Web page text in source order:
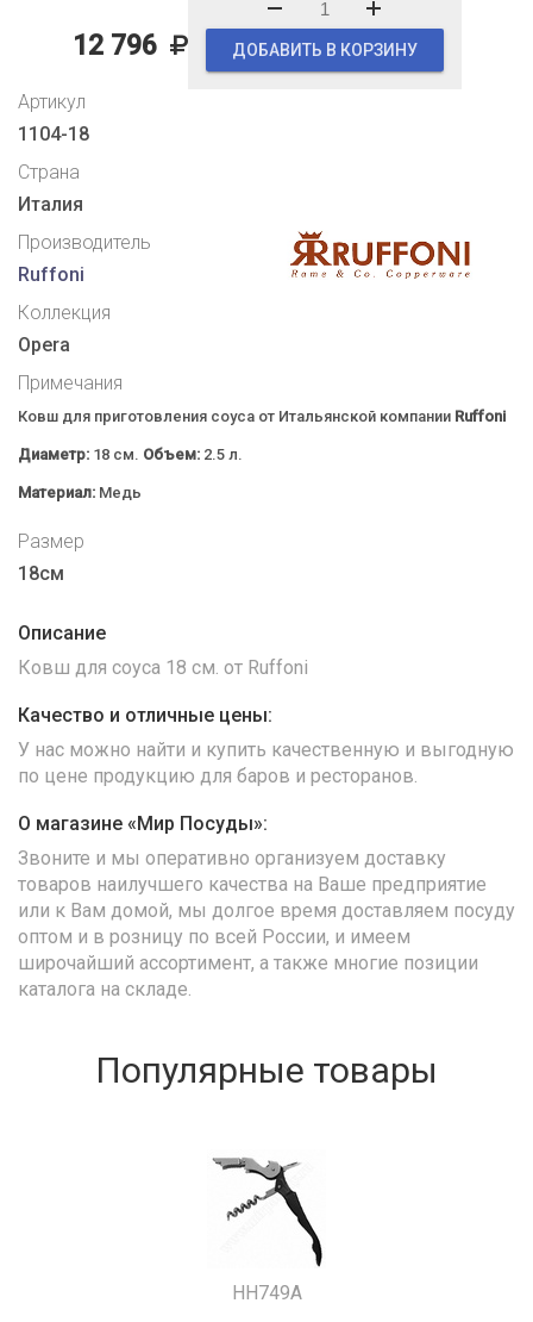
12 796 ДОБАВИТЬ В КОРЗИНУ
Артикул
1104-18
Страна
Италия
Производитель
Ruffoni
Коллекция
Opera
Примечания
Ковш для приготовления соуса от Итальянской компании Ruffoni
Диаметр: 18 см. Объем: 2.5 л.
Материал: Медь
Размер
18см
Описание
Ковш для соуса 18 см. от Ruffoni
Качество и отличные цены:
У нас можно найти и купить качественную и выгодную
по цене продукцию для баров и ресторанов.
О магазине «Мир Посуды»:
Звоните и мы оперативно организуем доставку
товаров наилучшего качества на Ваше предприятие
или к Вам домой, мы долгое время доставляем посуду
оптом и в розницу по всей России, и имеем
широчайший ассортимент, а также многие позиции
каталога на складе.
Популярные товары
HH749A